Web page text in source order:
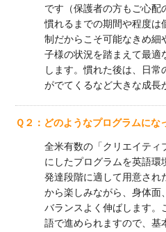
です（保護者の方もご心配
慣れるまでの期間や程度は
制だからこそ可能なきめ細
子様の状況を踏まえて最適
します。慣れた後は、日
がでてくるなど大きな成長
Ｑ２：どのようなプログラムにな
全米有数の「クリエイティ
にしたプログラムを英語環
発達段階に適して用意され
から楽しみながら、身体面
バランスよく伸ばします。
語で進められますので、基